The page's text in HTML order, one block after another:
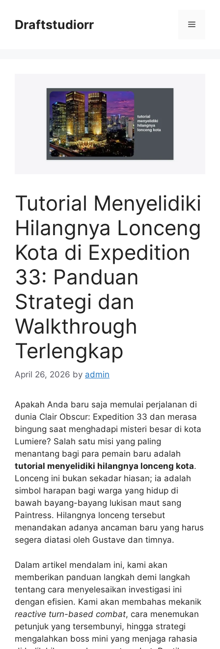
contentDraftstudiorr Menu
Tutorial Menyelidiki
Hilangnya Lonceng
Kota di Expedition
33: Panduan
Strategi dan
Walkthrough
Terlengkap
April 26, 2026 by admin
Apakah Anda baru saja memulai perjalanan di
dunia Clair Obscur: Expedition 33 dan merasa
bingung saat menghadapi misteri besar di kota
Lumiere? Salah satu misi yang paling
menantang bagi para pemain baru adalah
tutorial menyelidiki hilangnya lonceng kota.
Lonceng ini bukan sekadar hiasan; ia adalah
simbol harapan bagi warga yang hidup di
bawah bayang-bayang lukisan maut sang
Paintress. Hilangnya lonceng tersebut
menandakan adanya ancaman baru yang harus
segera diatasi oleh Gustave dan timnya.
Dalam artikel mendalam ini, kami akan
memberikan panduan langkah demi langkah
tentang cara menyelesaikan investigasi ini
dengan efisien. Kami akan membahas mekanik
reactive turn-based combat, cara menemukan
petunjuk yang tersembunyi, hingga strategi
mengalahkan boss mini yang menjaga rahasia